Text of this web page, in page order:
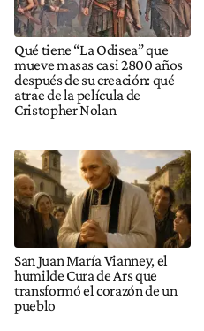
Qué tiene “La Odisea” que
mueve masas casi 2800 años
después de su creación: qué
atrae de la película de
Cristopher Nolan
San Juan María Vianney, el
humilde Cura de Ars que
transformó el corazón de un
pueblo